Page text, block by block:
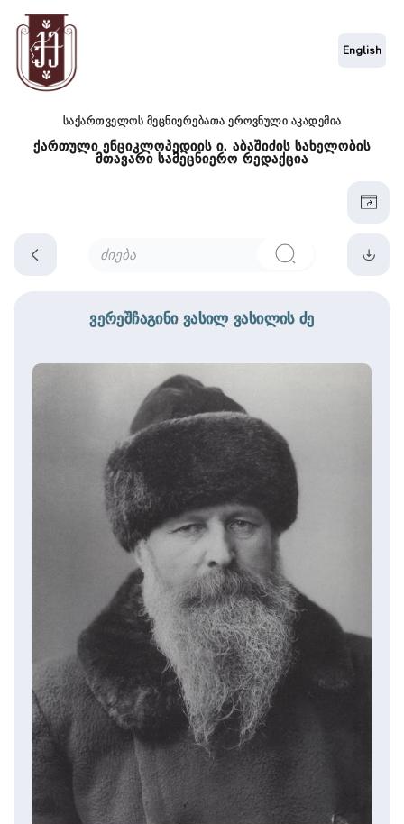
საქართველოს მეცნიერებათა ეროვნული აკადემია
ქართული ენციკლოპედიის ი. აბაშიძის სახელობის
მთავარი სამეცნიერო რედაქცია
English
ვერეშჩაგინი ვასილ ვასილის ძე